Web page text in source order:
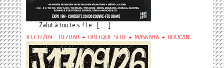
Zalut à tou.te.s ! Le [ ... ]
JEU 17/09 : BEZOAR + OBLIQUE SHIT + MASKARA + BOUCAN